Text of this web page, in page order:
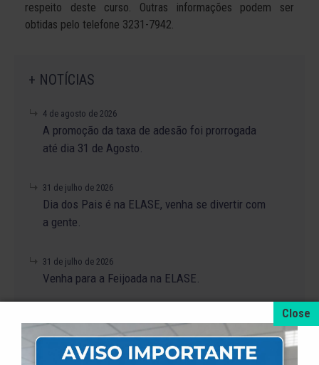
respeito deste curso. Outras informações podem ser
obtidas pelo telefone 3231-7942.
+ NOTÍCIAS
4 de agosto de 2026
A promoção da taxa de adesão foi prorrogada
até dia 31 de Agosto.
31 de julho de 2026
Dia dos Pais é na ELASE, venha se divertir com
a gente.
31 de julho de 2026
Venha para a Feijoada na ELASE.
Alteração no Regimento do Campo de Futebol
Suíço.